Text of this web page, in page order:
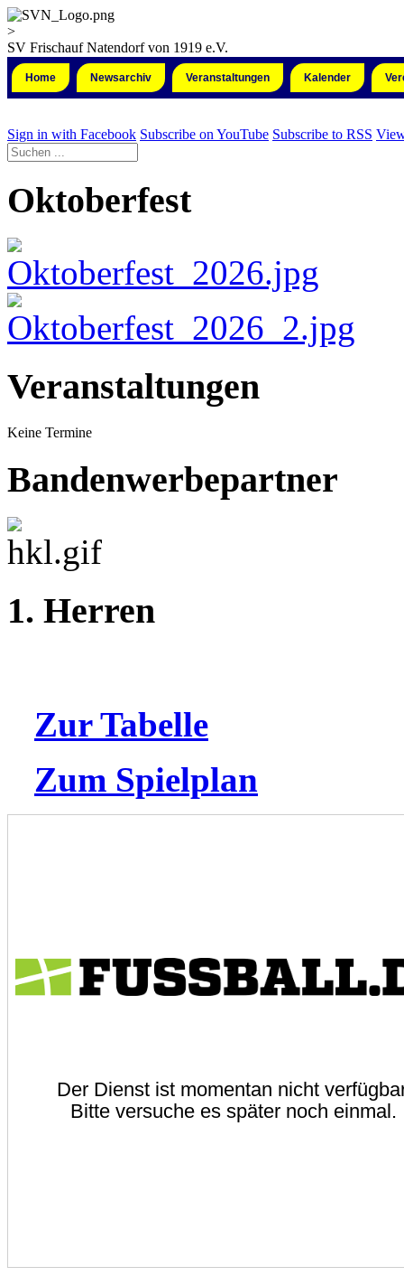
>
SV Frischauf Natendorf von 1919 e.V.
Home Newsarchiv Veranstaltungen Kalender
Sign in with Facebook Subscribe on YouTube Subscribe to RSS
Oktoberfest
Veranstaltungen
Keine Termine
Bandenwerbepartner
1. Herren
Zur Tabelle
Zum Spielplan